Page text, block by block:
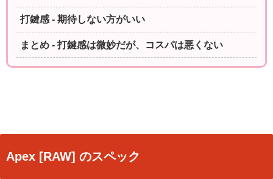
打鍵感 - 期待しない方がいい
まとめ - 打鍵感は微妙だが、コスパは悪くない
Apex [RAW] のスペック